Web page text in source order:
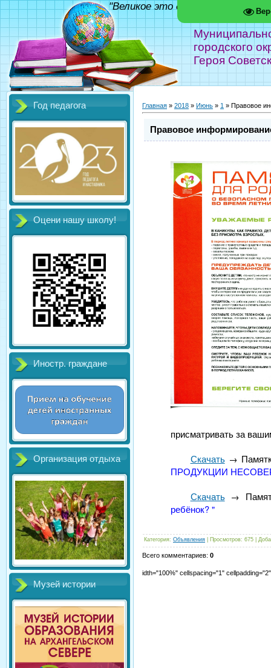
городского
Героя
"Великое это дело - школа!"
Год педагога
Оцени нашу школу!
Иностр. граждане
Организация отдыха
Музей истории
Главная » 2018 » Июнь » 1 » Правовое
Правовое
присматривать за
Скачать→
ПРОДУКЦИИ
Скачать→
ребёнок? "
Категория: Объявления Просмотров: 675
Всего комментариев: 0
idth="100%" cellspacing="1"